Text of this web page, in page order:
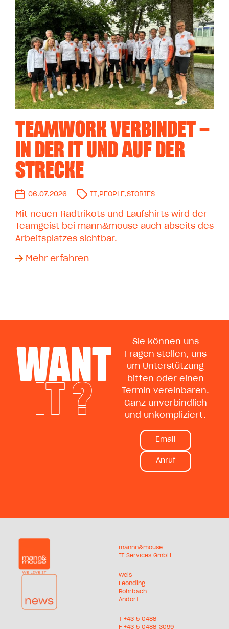
TEAMWORK VERBINDET –
IN DER IT UND AUF DER
STRECKE
06.07.2026 IT , PEOPLE,STORIES
Mit neuen Radtrikots und Laufshirts wird der
Teamgeist bei mann&mouse auch abseits des
Arbeitsplatzes sichtbar.
Mehr erfahren
WANT
IT ?
Sie können uns
Fragen stellen, uns
um Unterstützung
bitten oder einen
Termin vereinbaren.
Ganz unverbindlich
und unkompliziert.
Email
Anruf
mannn&mouse
IT Services GmbH
Wels
Leonding
Rohrbach
Andorf
T +43 5 0488
F +43 5 0488-3099